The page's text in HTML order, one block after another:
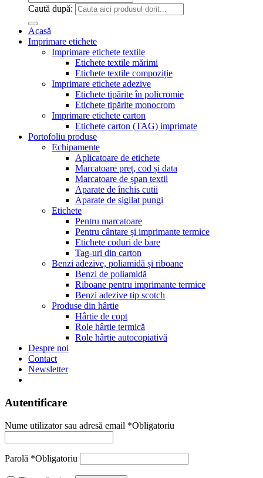
Caută după:
Acasă
Imprimare etichete
Imprimare etichete textile
Etichete textile mărimi
Etichete textile compoziție
Imprimare etichete adezive
Etichete tipărite în policromie
Etichete tipărite monocrom
Imprimare etichete carton
Etichete carton (TAG) imprimate
Portofoliu produse
Echipamente
Aplicatoare de etichete
Marcatoare preț, cod și data
Marcatoare de șpan textil
Aparate de închis cutii
Aparate de sigilat pungi
Etichete
Pentru marcatoare
Pentru cântare și imprimante termice
Etichete coduri de bare
Tag-uri din carton
Benzi adezive, poliamidă și riboane
Benzi de poliamidă
Riboane pentru imprimante termice
Benzi adezive tip scotch
Produse din hârtie
Hârtie de copt
Role hârtie termică
Role hârtie autocopiativă
Despre noi
Contact
Newsletter
Autentificare
Nume utilizator sau adresă email *Obligatoriu
Parolă *Obligatoriu